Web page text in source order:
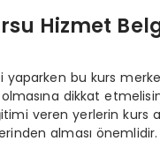
Hizmet
yaparken bu kurs
dikkat
veren yerlerin kurs
alması önemlidir.